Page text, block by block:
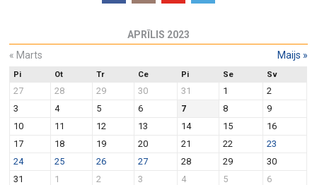
APRĪLIS 2023
« Marts Maijs »
Pi Ot Tr Ce Pi Se Sv
27 28 29 30 31 1
2
3
4 5 6 7 8
9
10
11 12 13 14 15
16
17
18 19 20 21 22
23
24
25 26 27 28 29
30
31
1 2 3 4 5 6